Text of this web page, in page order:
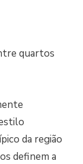
quartos
da região
definem a